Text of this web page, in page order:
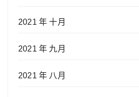
2021 年 十月
2021 年 九月
2021 年 八月